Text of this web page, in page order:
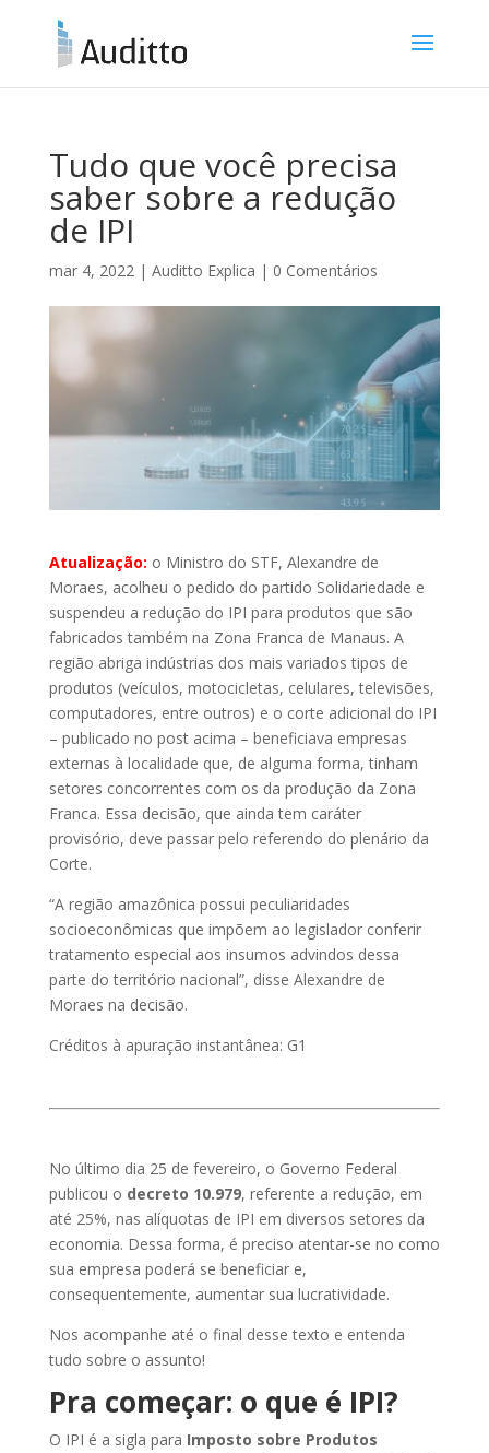
Tudo que você precisa
saber sobre a redução
de IPI
mar 4, 2022| Auditto Explica | 0 Comentários
Atualização: o Ministro do STF, Alexandre de
Moraes, acolheu o pedido do partido Solidariedade e
suspendeu a redução do IPI para produtos que são
fabricados também na Zona Franca de Manaus. A
região abriga indústrias dos mais variados tipos de
produtos (veículos, motocicletas, celulares, televisões,
computadores, entre outros) e o corte adicional do IPI
– publicado no post acima – beneficiava empresas
externas à localidade que, de alguma forma, tinham
setores concorrentes com os da produção da Zona
Franca. Essa decisão, que ainda tem caráter
provisório, deve passar pelo referendo do plenário da
Corte.
“A região amazônica possui peculiaridades
socioeconômicas que impõem ao legislador conferir
tratamento especial aos insumos advindos dessa
parte do território nacional”, disse Alexandre de
Moraes na decisão.
Créditos à apuração instantânea: G1
No último dia 25 de fevereiro, o Governo Federal
publicou o decreto 10.979, referente a redução, em
até 25%, nas alíquotas de IPI em diversos setores da
economia. Dessa forma, é preciso atentar-se no como
sua empresa poderá se beneficiar e,
consequentemente, aumentar sua lucratividade.
Nos acompanhe até o final desse texto e entenda
tudo sobre o assunto!
Pra começar: o que é IPI?
O IPI é a sigla para Imposto sobre Produtos